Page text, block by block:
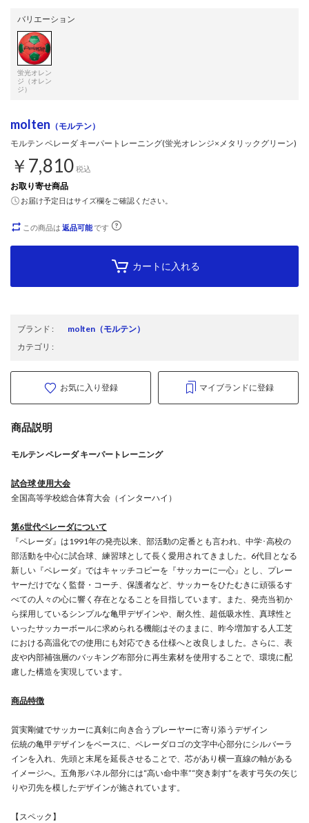
バリエーション
蛍光オレン
ジ（オレン
ジ）
molten （モルテン）
モルテン ペレーダ キーパートレーニング(蛍光オレンジ×メタリックグリーン)
￥7,810 税込
お取り寄せ商品
お届け予定日はサイズ欄をご確認ください。
この商品は 返品可能です
カートに入れる
ブランド : molten （モルテン）
カテゴリ :
お気に入り登録 マイブランドに登録
商品説明
モルテン ペレーダ キーパートレーニング
試合球 使用大会
全国高等学校総合体育大会（インターハイ）
第6世代ペレーダについて
『ペレーダ』は1991年の発売以来、部活動の定番とも言われ、中学･高校の
部活動を中心に試合球、練習球として長く愛用されてきました。6代目となる
新しい『ペレーダ』ではキャッチコピーを『サッカーに一心』とし、プレー
ヤーだけでなく監督・コーチ、保護者など、サッカーをひたむきに頑張るす
べての人々の心に響く存在となることを目指しています。また、発売当初か
ら採用しているシンプルな亀甲デザインや、耐久性、超低吸水性、真球性と
いったサッカーボールに求められる機能はそのままに、昨今増加する人工芝
における高温化での使用にも対応できる仕様へと改良しました。さらに、表
皮や内部補強層のバッキング布部分に再生素材を使用することで、環境に配
慮した構造を実現しています。
商品特徴
質実剛健でサッカーに真剣に向き合うプレーヤーに寄り添うデザイン
伝統の亀甲デザインをベースに、ペレーダロゴの文字中心部分にシルバーラ
インを入れ、先頭と末尾を延長させることで、芯があり横一直線の軸がある
イメージへ。五角形パネル部分には“高い命中率”“突き刺す”を表す弓矢の矢じ
りや刃先を模したデザインが施されています。
【スペック】